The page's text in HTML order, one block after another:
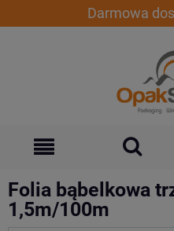
Darmowa
Folia bąbelkowa
1,5m/100m